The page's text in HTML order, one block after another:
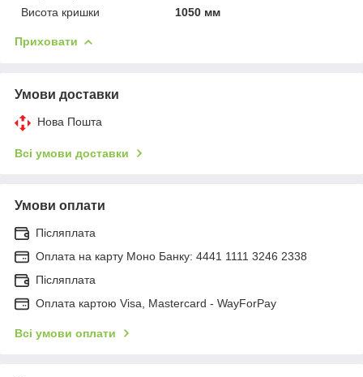
Висота кришки
1050 мм
Приховати
Умови доставки
Нова Пошта
Всі умови доставки
Умови оплати
Післяплата
Оплата на карту Моно Банку: 4441 1111 3246 2338
Післяплата
Оплата картою Visa, Mastercard - WayForPay
Всі умови оплати